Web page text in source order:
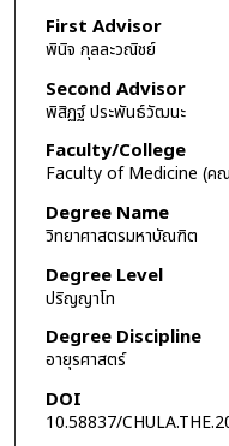
First Advisor
พินิจ กุลละวณิชย์
Second Advisor
พิสิฏฐ์ ประพันธ์วัฒนะ
Faculty/College
Faculty of Medicine (ค
Degree Name
วิทยาศาสตรมหาบัณฑิต
Degree Level
ปริญญาโท
Degree Discipline
อายุรศาสตร์
DOI
10.58837/